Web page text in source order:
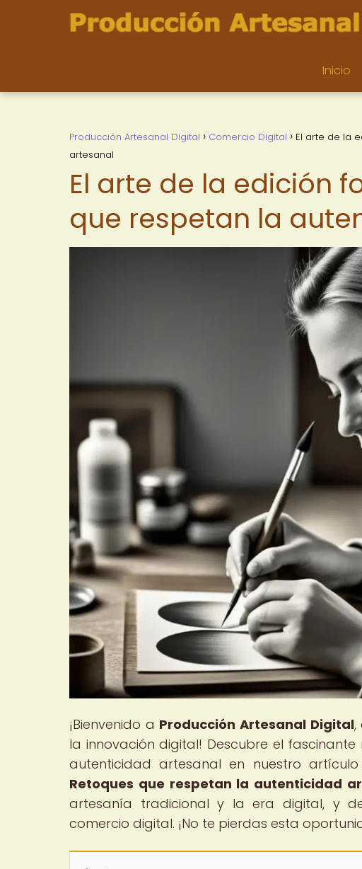
Inicio
Producción Artesanal Digital Comercio Digital
El arte de la
artesanal
El arte de la edición
que respetan la
¡Bienvenido a Producción Artesanal Digital,
la innovación digital! Descubre el
autenticidad artesanal en nuestro
Retoques que respetan la autenticidad
artesanía tradicional y la era digital, y
comercio digital. ¡No te pierdas esta